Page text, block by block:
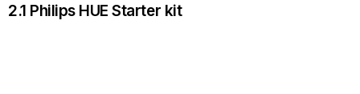
2.1 Philips HUE Starter kit